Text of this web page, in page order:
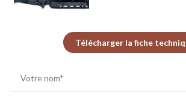
Télécharger la fiche